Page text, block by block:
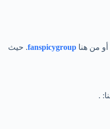
أو من هنا fanspicygroup. حيث
.